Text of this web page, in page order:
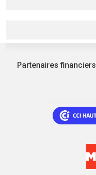
Partenaires financiers